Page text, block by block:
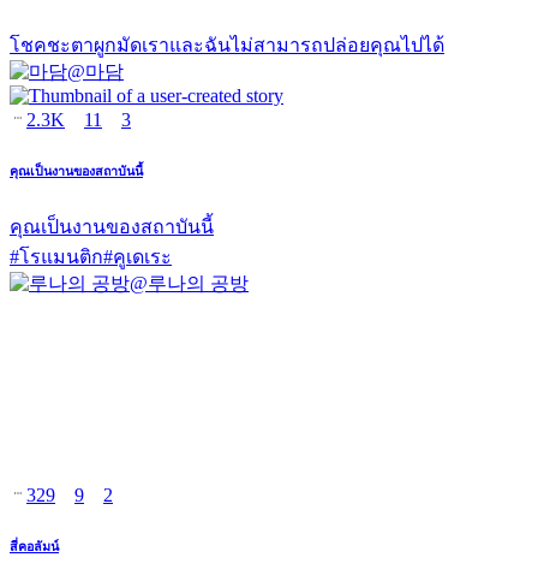
โชคชะตาผูกมัดเราและฉันไม่สามารถปล่อยคุณไปได้
@마담
2.3K 11 3
คุณเป็นงานของสถาบันนี้
คุณเป็นงานของสถาบันนี้
#โรแมนติก#คูเดเระ
@루나의 공방
329 9 2
สี่คอลัมน์